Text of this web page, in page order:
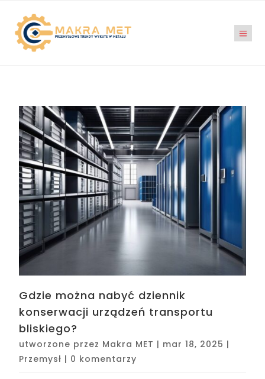
Gdzie można nabyć dziennik
konserwacji urządzeń transportu
bliskiego?
utworzone przez Makra MET | mar 18, 2025 |
Przemysł | 0 komentarzy